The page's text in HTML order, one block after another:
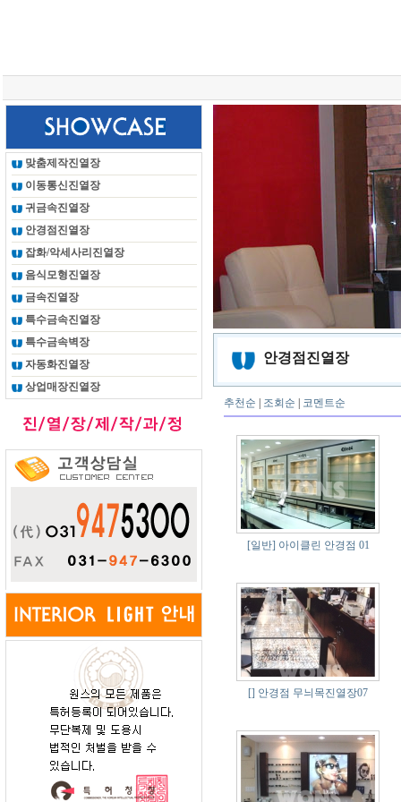
맞춤제작진열장
이동통신진열장
귀금속진열장
안경점진열장
잡화/악세사리진열장
음식모형진열장
금속진열장
특수금속진열장
특수금속벽장
자동화진열장
상업매장진열장
안경점진열장
추천순 조회순 코멘트순
[일반] 아이클린 안경점 01
[] 안경점 무늬목진열장07